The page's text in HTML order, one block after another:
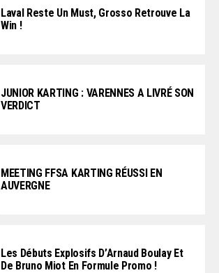
Laval Reste Un Must, Grosso Retrouve La
Win !
JUNIOR KARTING : VARENNES A LIVRÉ SON
VERDICT
MEETING FFSA KARTING RÉUSSI EN
AUVERGNE
Les Débuts Explosifs D’Arnaud Boulay Et
De Bruno Miot En Formule Promo !